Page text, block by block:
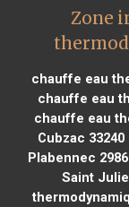
Zone
chauffe eau
chauffe eau
chauffe eau
Cubzac 33240
Plabennec
Saint